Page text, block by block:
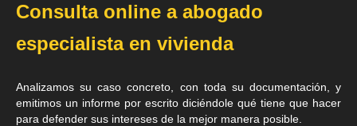
Consulta online a abogado
especialista en vivienda
Analizamos su caso concreto, con toda su documentación, y
emitimos un informe por escrito diciéndole qué tiene que hacer
para defender sus intereses de la mejor manera posible.